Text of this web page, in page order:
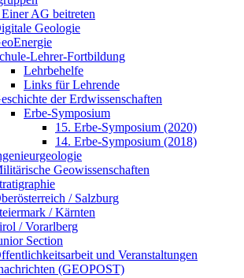
AG beitreten
Geologie
Lehrer-Fortbildung
Lehrbehelfe
Links für Lehrende
der Erdwissenschaften
Erbe-Symposium
15. Erbe-Symposium (2020)
14. Erbe-Symposium (2018)
Geowissenschaften
/ Salzburg
/ Kärnten
/ Vorarlberg
Section
und Veranstaltungen
(GEOPOST)